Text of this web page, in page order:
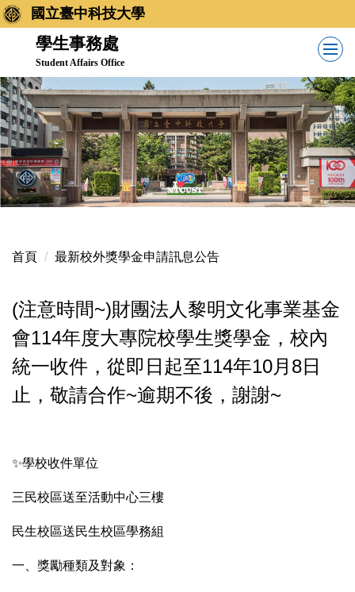
跳
到
內
容
區
國立臺中科技大學
學生事務處
Student Affairs Office
首頁 最新校外獎學金申請訊息公告
(注意時間~)財團法人黎明文化事業基金
會114年度大專院校學生獎學金，校內
統一收件，從即日起至114年10月8日
止，敬請合作~逾期不後，謝謝~
✨學校收件單位
三民校區送至活動中心三樓
民生校區送民生校區學務組
一、獎勵種類及對象：